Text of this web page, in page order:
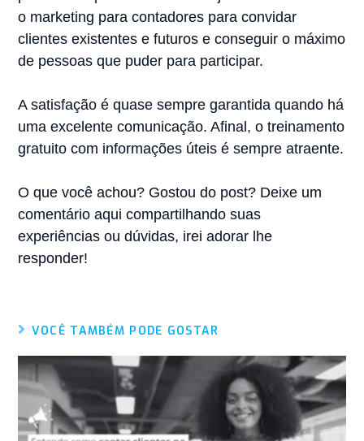
o marketing para contadores para convidar
clientes existentes e futuros e conseguir o máximo
de pessoas que puder para participar.
A satisfação é quase sempre garantida quando há
uma excelente comunicação. Afinal, o treinamento
gratuito com informações úteis é sempre atraente.
O que você achou? Gostou do post? Deixe um
comentário aqui compartilhando suas
experiências ou dúvidas, irei adorar lhe
responder!
VOCÊ TAMBÉM PODE GOSTAR